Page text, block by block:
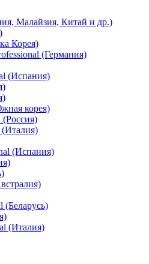
Малайзия, Китай и др.)
Корея)
(Германия)
(Испания)
корея)
(Россия)
(Италия)
(Испания)
(Беларусь)
(Италия)